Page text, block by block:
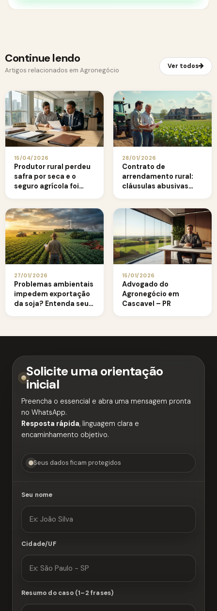
Continue lendo
Artigos relacionados em Agronegócio
Ver todos
15/04/2026
Produtor rural perdeu
safra por seca e o
seguro agrícola foi
28/01/2026
Contrato de
arrendamento rural:
cláusulas abusivas
27/01/2026
Problemas ambientais
impedem exportação
da soja? Entenda seus
15/01/2026
Advogado do
Agronegócio em
Cascavel – PR
Solicite uma orientação
inicial
Preencha o essencial e abra uma mensagem pronta
no WhatsApp.
Resposta rápida, linguagem clara e
encaminhamento objetivo.
Seus dados ficam protegidos
Seu nome
Cidade/UF
Resumo do caso (1–2 frases)